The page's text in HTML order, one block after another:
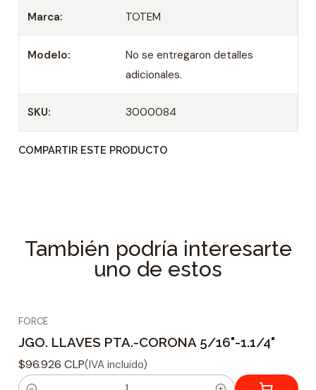
Marca: TOTEM
Modelo:
No se entregaron detalles
adicionales.
SKU: 3000084
COMPARTIR ESTE PRODUCTO
También podría interesarte
uno de estos
FORCE
JGO. LLAVES PTA.-CORONA 5/16"-1.1/4"
$96.926 CLP(IVA incluido)